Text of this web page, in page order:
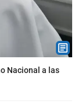
Nacional a las